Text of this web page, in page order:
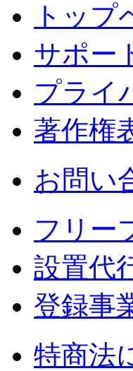
トッ
サポー
プライ
著作権
お問い
フリー
設置代
登録事
特商法